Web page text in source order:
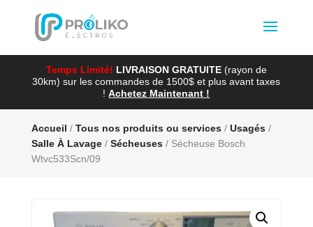
Temps Limité! LIVRAISON GRATUITE (rayon de
30km) sur les commandes de 1500$ et plus avant taxes
!Achetez Maintenant !
Accueil / Tous nos produits ou services/ Usagés/
Salle À Lavage/ Sécheuses/ Sécheuse Bosch
Wtvc533Scn/09